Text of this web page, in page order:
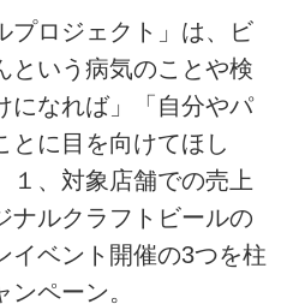
ジェクト」を10月1日（木）
スタートいたします。 ピン
ボン運動とはピンクリボン
乳がん啓発活動を表す世界共
シンボルマークです。「乳が
悲しむ人を一人でも減らした
との想いから1980年代にア
カでこの活動は始まり、
年ごろから日本でも盛んに
てきました。行政、市民団
企業などが、独自のピンクリ
プロジェクト」は、ビ
という病気のことや検
になれば」「自分やパ
とに目を向けてほし
１、対象店舗での売上
ナルクラフトビールの
イベント開催の3つを柱
ペーン。